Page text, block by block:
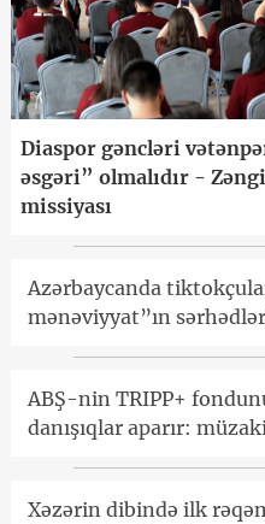
Diaspor gəncləri
əsgəri” olmalıdır -
missiyası
Azərbaycanda
mənəviyyat”ın
ABŞ-nin TRIPP+
danışıqlar aparır:
Xəzərin dibində ilk